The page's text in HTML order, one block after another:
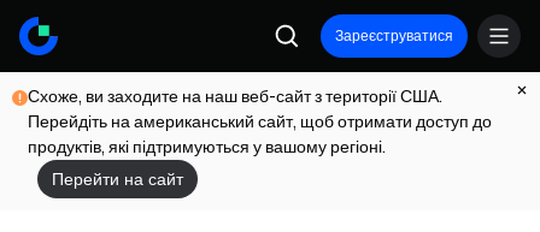
Зареєструватися
Схоже, ви заходите на наш веб-сайт з території США.
Перейдіть на американський сайт, щоб отримати доступ до
продуктів, які підтримуються у вашому регіоні.
Перейти на сайт